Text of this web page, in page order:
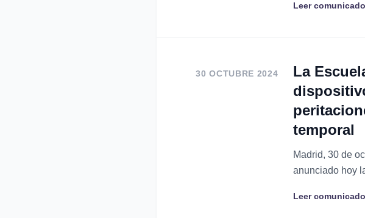
Febrero de
Leer
30 OCTUBRE 2024
La
temporal
Madrid, 30 de
anunciado hoy
colaboración
Leer